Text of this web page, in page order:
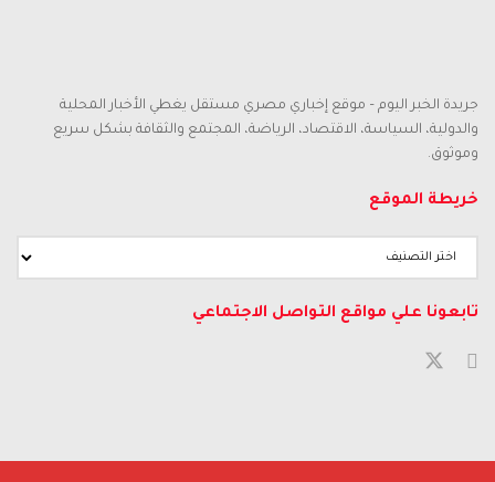
جريدة الخبر اليوم – موقع إخباري مصري مستقل يغطي الأخبار المحلية
والدولية، السياسة، الاقتصاد، الرياضة، المجتمع والثقافة بشكل سريع
وموثوق.
خريطة الموقع
تابعونا علي مواقع التواصل الاجتماعي